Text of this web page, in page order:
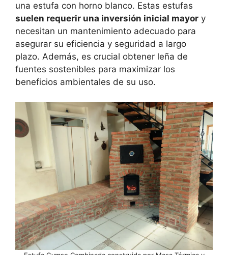
una estufa con horno blanco. Estas estufas
suelen requerir una inversión inicial mayor y
necesitan un mantenimiento adecuado para
asegurar su eficiencia y seguridad a largo
plazo. Además, es crucial obtener leña de
fuentes sostenibles para maximizar los
beneficios ambientales de su uso.